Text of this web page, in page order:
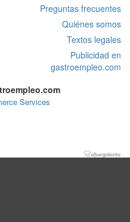
Preguntas frecuentes
Quiénes somos
Textos legales
Publicidad en
gastroempleo.com
Services